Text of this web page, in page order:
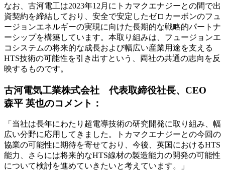
なお、古河電工は2023年12月にトカマクエナジーとの間で出
資契約を締結しており、安全で安定したゼロカーボンのフュ
ージョンエネルギーの実現に向けた長期的な戦略的パートナ
ーシップを構築しています。本取り組みは、フュージョンエ
コシステムの将来的な成長および幅広い産業用途を支える
HTS技術の可能性を引き出すという、両社の共通の志向を反
映するものです。
古河電気工業株式会社 代表取締役社長、CEO
森平 英也のコメント：
「当社は長年にわたり超電導技術の研究開発に取り組み、幅
広い分野に応用してきました。トカマクエナジーとの今回の
協業の可能性に期待を寄せており、今後、英国におけるHTS
能力、さらには将来的なHTS線材の製造能力の開発の可能性
について検討を進めていきたいと考えています。」